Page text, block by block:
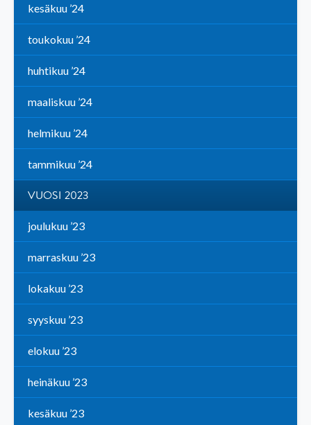
kesäkuu ’24
toukokuu ’24
huhtikuu ’24
maaliskuu ’24
helmikuu ’24
tammikuu ’24
VUOSI 2023
joulukuu ’23
marraskuu ’23
lokakuu ’23
syyskuu ’23
elokuu ’23
heinäkuu ’23
kesäkuu ’23